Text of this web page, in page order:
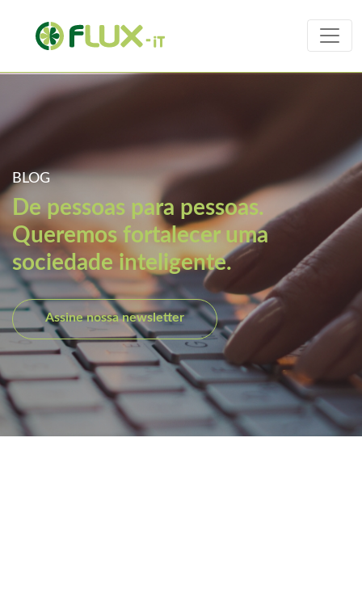
BLOG
De pessoas para pessoas.
Queremos fortalecer uma
sociedade inteligente.
Assine nossa newsletter